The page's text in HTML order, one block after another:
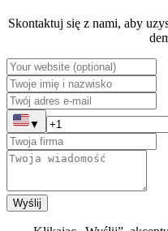
Skontaktuj się z nami, aby
▼
Wyślij